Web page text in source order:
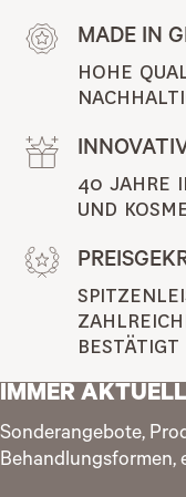
MADE IN
HOHE
40 JAHRE
UND
BESTÄTIGT
IMMER
Sonderangebote,
Behandlungsformen,